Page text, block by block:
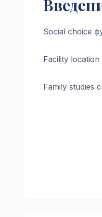
Social choice
Facility
Family studies